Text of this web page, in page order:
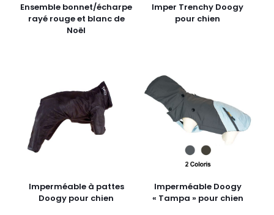
Ensemble bonnet/écharpe
rayé rouge et blanc de
Noël
Imper Trenchy Doogy
pour chien
Imperméable à pattes
Doogy pour chien
Imperméable Doogy
« Tampa » pour chien